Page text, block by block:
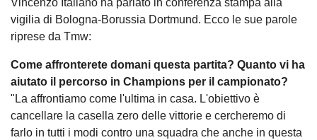
Vincenzo Italiano ha parlato in conferenza stampa alla
vigilia di Bologna-Borussia Dortmund. Ecco le sue parole
riprese da Tmw:
Come affronterete domani questa partita? Quanto vi ha
aiutato il percorso in Champions per il campionato?
"La affrontiamo come l'ultima in casa. L'obiettivo è
cancellare la casella zero delle vittorie e cercheremo di
farlo in tutti i modi contro una squadra che anche in questa